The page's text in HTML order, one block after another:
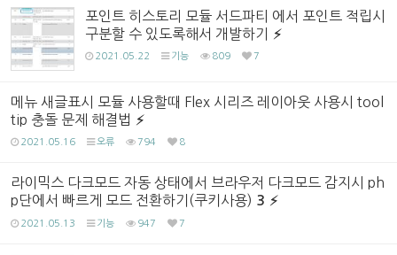
포인트 히스토리 모듈 서드파티 에서 포인트 적립시
구분할 수 있도록해서 개발하기
2021.05.22 기능 809 7
메뉴 새글표시 모듈 사용할때 Flex 시리즈 레이아웃 사용시 tool
tip 충돌 문제 해결법
2021.05.16 오류 794 8
라이믹스 다크모드 자동 상태에서 브라우저 다크모드 감지시 ph
p단에서 빠르게 모드 전환하기(쿠키사용) 3
2021.05.13 기능 947 7